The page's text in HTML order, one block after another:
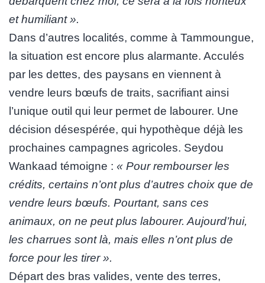
et humiliant ».
Dans d’autres localités, comme à Tammoungue,
la situation est encore plus alarmante. Acculés
par les dettes, des paysans en viennent à
vendre leurs bœufs de traits, sacrifiant ainsi
l’unique outil qui leur permet de labourer. Une
décision désespérée, qui hypothèque déjà les
prochaines campagnes agricoles. Seydou
Wankaad témoigne : « Pour rembourser les
crédits, certains n’ont plus d’autres choix que de
vendre leurs bœufs. Pourtant, sans ces
animaux, on ne peut plus labourer. Aujourd’hui,
les charrues sont là, mais elles n’ont plus de
force pour les tirer ».
Départ des bras valides, vente des terres,